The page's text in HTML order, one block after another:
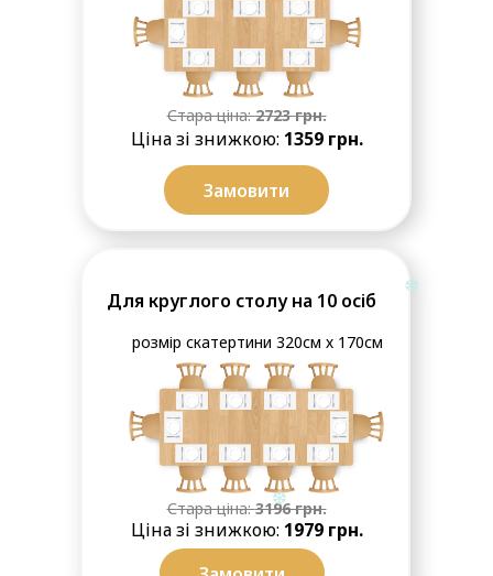
❆
Замовити
Стара ціна:2723грн.
Ціна зі знижкою: 1359 грн.
Для круглого столу на 10 осіб
розмір скатертини 320см х 170см
Стара ціна:3196грн.
Ціна зі знижкою: 1979 грн.